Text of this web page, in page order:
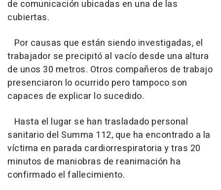
de comunicación ubicadas en una de las
cubiertas.
Por causas que están siendo investigadas, el
trabajador se precipitó al vacío desde una altura
de unos 30 metros. Otros compañeros de trabajo
presenciaron lo ocurrido pero tampoco son
capaces de explicar lo sucedido.
Hasta el lugar se han trasladado personal
sanitario del Summa 112, que ha encontrado a la
víctima en parada cardiorrespiratoria y tras 20
minutos de maniobras de reanimación ha
confirmado el fallecimiento.